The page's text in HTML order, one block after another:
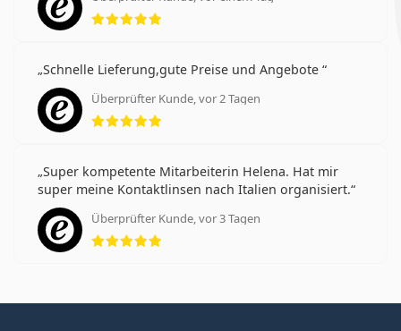
Bewertung 5 aus 5
Schnelle Lieferung,gute Preise und Angebote
Überprüfter Kunde, vor 2 Tagen
Bewertung 5 aus 5
Super kompetente Mitarbeiterin Helena. Hat mir
super meine Kontaktlinsen nach Italien organisiert.
Überprüfter Kunde, vor 3 Tagen
Bewertung 5 aus 5